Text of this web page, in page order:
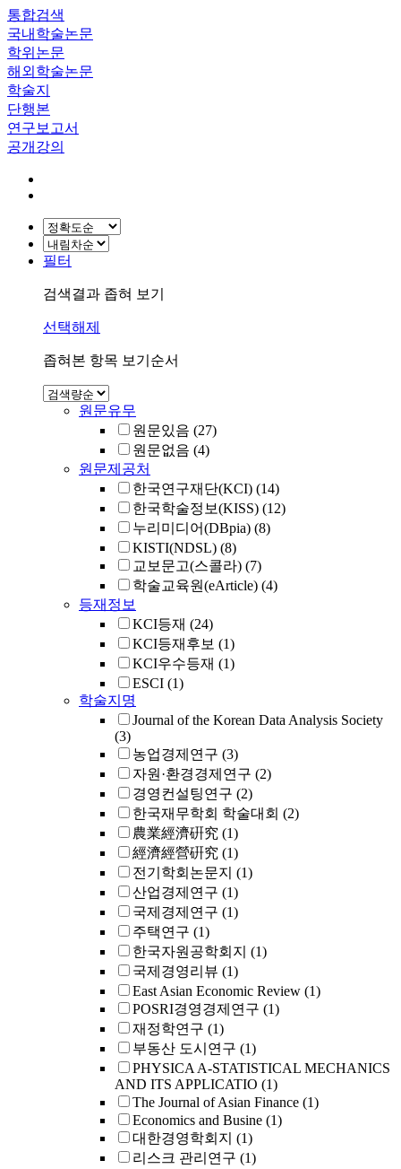
통합검색
국내학술논문
학위논문
해외학술논문
학술지
단행본
연구보고서
공개강의
필터
검색결과 좁혀 보기
선택해제
좁혀본 항목 보기순서
원문유무
원문있음 (27)
원문없음 (4)
원문제공처
한국연구재단(KCI) (14)
한국학술정보(KISS) (12)
누리미디어(DBpia) (8)
KISTI(NDSL) (8)
교보문고(스콜라) (7)
학술교육원(eArticle) (4)
등재정보
KCI등재 (24)
KCI등재후보 (1)
KCI우수등재 (1)
ESCI (1)
학술지명
Journal of the Korean Data Analysis Society
(3)
농업경제연구 (3)
자원·환경경제연구 (2)
경영컨설팅연구 (2)
한국재무학회 학술대회 (2)
農業經濟硏究 (1)
經濟經營硏究 (1)
전기학회논문지 (1)
산업경제연구 (1)
국제경제연구 (1)
주택연구 (1)
한국자원공학회지 (1)
국제경영리뷰 (1)
East Asian Economic Review (1)
POSRI경영경제연구 (1)
재정학연구 (1)
부동산 도시연구 (1)
PHYSICA A-STATISTICAL MECHANICS
AND ITS APPLICATIO (1)
The Journal of Asian Finance (1)
Economics and Busine (1)
대한경영학회지 (1)
리스크 관리연구 (1)